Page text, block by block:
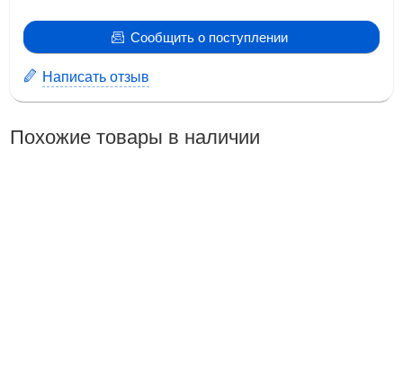
Сообщить о поступлении
Написать отзыв
Похожие товары в наличии